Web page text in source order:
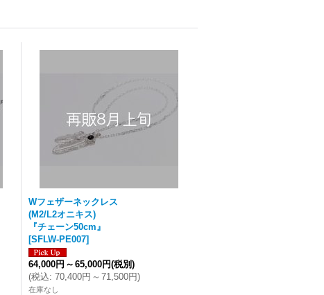
Wフェザーネックレス
(M2/L2オニキス)
『チェーン50cm』
[SFLW-PE007]
64,000円 ～ 65,000円(税別)
(税込: 70,400円 ～ 71,500円)
在庫なし